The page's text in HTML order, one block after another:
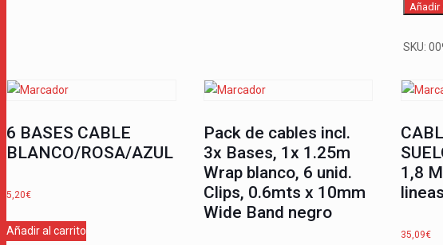
LED
Añadir
SKU:
6 BASES CABLE
BLANCO/ROSA/AZUL
5,20€
Añadir al carrito
Pack de cables incl.
3x Bases, 1x 1.25m
Wrap blanco, 6 unid.
Clips, 0.6mts x 10mm
Wide Band negro
1,8
35,09€